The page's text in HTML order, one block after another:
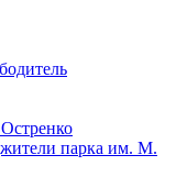
парка им. М.